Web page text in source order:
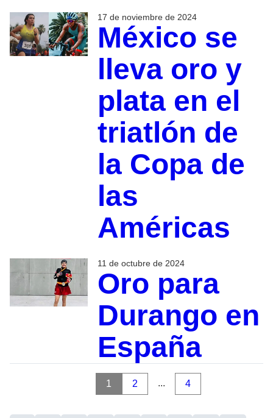
17 de noviembre de 2024
México se
lleva oro y
plata en el
triatlón de
la Copa de
las
Américas
11 de octubre de 2024
Oro para
Durango en
España
1 2 ... 4